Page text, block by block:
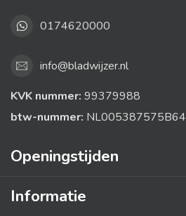
0174620000
info@bladwijzer.nl
KVK nummer: 99379988
btw-nummer: NL005387575B64
Openingstijden
Informatie